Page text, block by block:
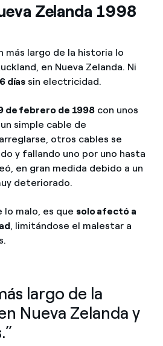
Zelanda 1998
más largo de la historia lo
en Nueva Zelanda. Ni
días sin electricidad.
de febrero de 1998 con unos
simple cable de
otros cables se
y fallando uno por uno hasta
en gran medida debido a un
deteriorado.
lo malo, es que solo afectó a
, limitándose el malestar a
largo de la
Nueva Zelanda y